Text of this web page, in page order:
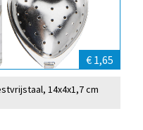
€ 1,65
14x4x1,7 cm